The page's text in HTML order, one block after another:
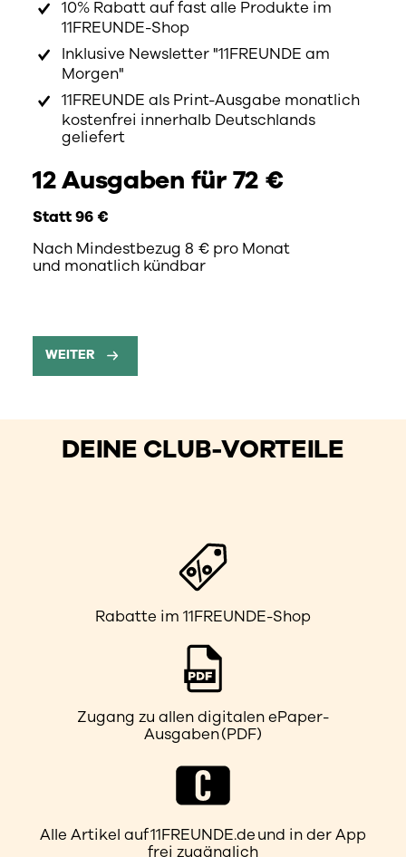
10% Rabatt auf fast alle Produkte im
11FREUNDE-Shop
Inklusive Newsletter "11FREUNDE am
Morgen"
11FREUNDE als Print-Ausgabe monatlich
kostenfrei innerhalb Deutschlands
geliefert
12 Ausgaben für 72 €
Statt 96 €
Nach Mindestbezug 8 € pro Monat
und monatlich kündbar
WEITER
DEINE CLUB-VORTEILE
Rabatte im 11FREUNDE-Shop
Zugang zu allen digitalen ePaper-
Ausgaben (PDF)
Alle Artikel auf 11FREUNDE.de und in der App
frei zugänglich